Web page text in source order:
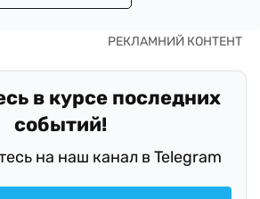
в курсе последних
событий!
на наш канал в Telegram